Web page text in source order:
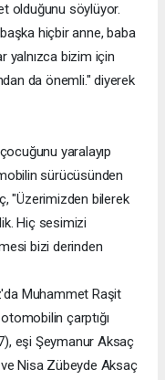
olduğunu söylüyor.
başka hiçbir anne, baba
yalnızca bizim için
da önemli." diyerek
yaralayıp
sürücüsünden
"Üzerimizden bilerek
Hiç sesimizi
bizi derinden
Muhammet Raşit
çarptığı
eşi Şeymanur Aksaç
Nisa Zübeyde Aksaç